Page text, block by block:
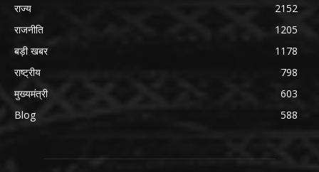
राज्य
2152
राजनीति
1205
बड़ी खबर
1178
राष्ट्रीय
798
मुख्यमंत्री
603
Blog
588